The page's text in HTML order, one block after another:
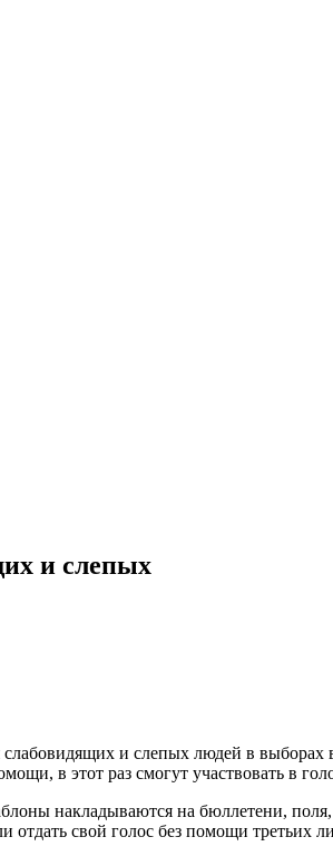
и слепых
и слепых людей в выборах
в этот раз смогут участвовать в
накладываются на бюллетени, поля,
свой голос без помощи третьих